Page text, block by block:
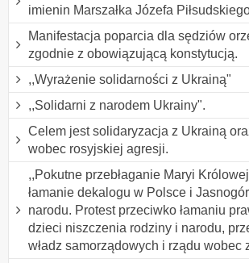
imienin Marszałka Józefa
Manifestacja poparcia dla sędziów
zgodnie z obowiązującą konstytucją.
,,Wyrażenie solidarności z Ukrainą"
,,Solidarni z narodem Ukrainy".
Celem jest solidaryzacja z Ukrainą
wobec rosyjskiej agresji.
,,Pokutne przebłaganie Maryi
łamanie dekalogu w Polsce i
narodu. Protest przeciwko łamaniu
dzieci niszczenia rodziny i narodu,
władz samorządowych i rządu wobec